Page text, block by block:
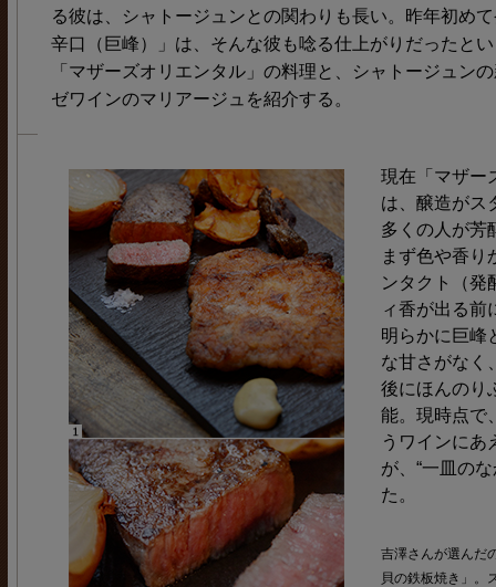
る彼は、シャトージュンとの関わりも長い。昨年初め
辛口（巨峰）」は、そんな彼も唸る仕上がりだったと
「マザーズオリエンタル」の料理と、シャトージュン
ゼワインのマリアージュを紹介する。
現在「マザー
は、醸造がス
多くの人が芳
まず色や香り
ンタクト（発
ィ香が出る前
明らかに巨峰
な甘さがなく
後にほんのり
能。現時点で
うワインにあ
が、“一皿の
た。
吉澤さんが選んだ
貝の鉄板焼き」。